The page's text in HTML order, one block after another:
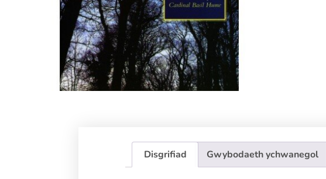
Disgrifiad Gwybodaeth ychwanegol